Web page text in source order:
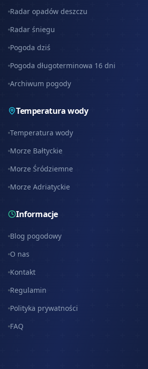
Radar opadów deszczu
Radar śniegu
Pogoda dziś
Pogoda długoterminowa 16 dni
Archiwum pogody
Temperatura wody
Temperatura wody
Morze Bałtyckie
Morze Śródziemne
Morze Adriatyckie
Informacje
Blog pogodowy
O nas
Kontakt
Regulamin
Polityka prywatności
FAQ